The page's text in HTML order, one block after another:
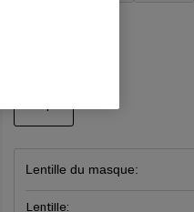
Lentille du masque:
Lentille: